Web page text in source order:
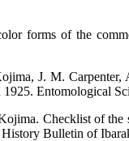
forms of the
J. M.
Entomological
Checklist of the
History Bulletin of